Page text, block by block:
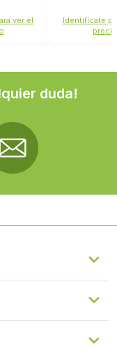
ver el
Identifícate
precio
duda!